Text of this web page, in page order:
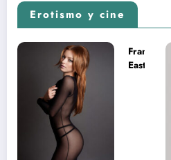
Erotismo y cine
Francesca
Eastwood y